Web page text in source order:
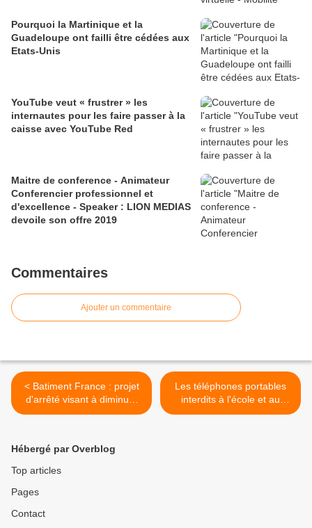
Pourquoi la Martinique et la
Guadeloupe ont failli être cédées aux
Etats-Unis
YouTube veut « frustrer » les
internautes pour les faire passer à la
caisse avec YouTube Red
Maitre de conference - Animateur
Conferencier professionnel et
d'excellence - Speaker : LION MEDIAS
devoile son offre 2019
Commentaires
Ajouter un commentaire
< Batiment France : projet
d'arrêté visant à diminuer
l'exigence de la RT2012
Les téléphones portables
interdits à l'école et au
collège en France dès la
Hébergé par Overblog
Top articles
Pages
Contact